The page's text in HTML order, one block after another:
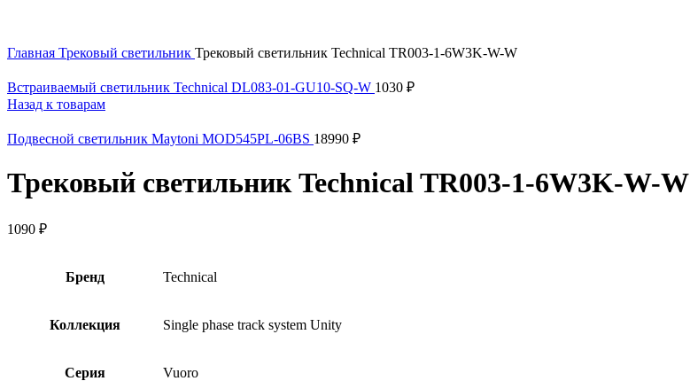
Главная Трековый светильник Трековый светильник Technical TR003-1-6W3K-W-W
Встраиваемый светильник Technical DL083-01-GU10-SQ-W 1030 ₽
Назад к товарам
Подвесной светильник Maytoni MOD545PL-06BS 18990 ₽
Трековый светильник Technical TR003-1-6W3K-W-W
1090 ₽
Бренд Technical
Коллекция Single phase track system Unity
Серия Vuoro